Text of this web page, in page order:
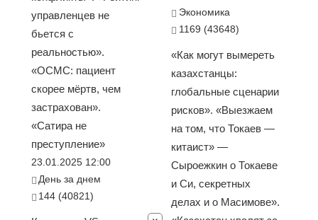
управленцев не
бьется с
реальностью».
«ОСМС: пациент
скорее мёртв, чем
застрахован».
«Сатира не
преступление»
23.01.2025 12:00
День за днем
144 (40821)
Экономика
1169 (43648)
«Как могут вымереть
казахстанцы:
глобальные сценарии
рисков». «Выезжаем
на том, что Токаев —
китаист» —
Сыроежкин о Токаеве
и Си, секретных
делах и о Масимове».